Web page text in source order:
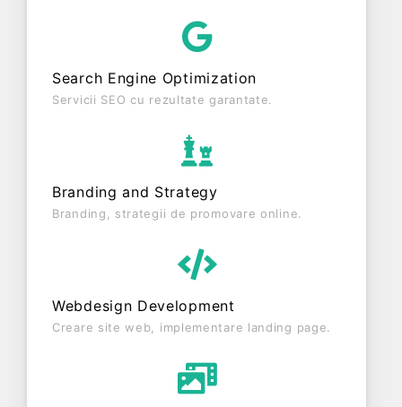
din punct de vedere fiscal si are status: RADIATA.
Societatea nu este plătitoare de TVA.
Search Engine Optimization
Servicii SEO cu rezultate garantate.
Branding and Strategy
Branding, strategii de promovare online.
Webdesign Development
Creare site web, implementare landing page.